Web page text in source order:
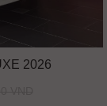
2026